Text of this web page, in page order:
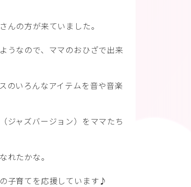
んの方が来ていました。
うなので、ママのおひざで出来
のいろんなアイテムを音や音楽
ジャズバージョン）をママたち
れたかな。
子育てを応援しています♪